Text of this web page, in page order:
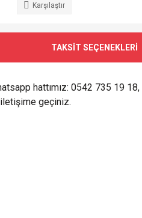
Karşılaştır
TAKSİT SEÇENEKLERİ
hattımız: 0542 735 19 18,
geçiniz.